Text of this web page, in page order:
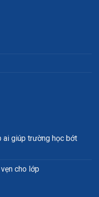
ai giúp trường học bớt
cho lớp